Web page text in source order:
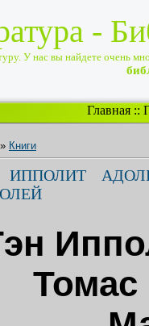
-
У нас вы найдете очень
Главная ::
» Книги
ИППОЛИТ
Томас